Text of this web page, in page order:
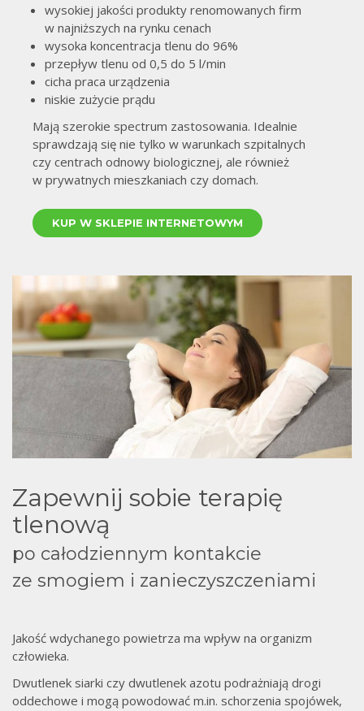
wysokiej jakości produkty renomowanych firm
w najniższych na rynku cenach
wysoka koncentracja tlenu do 96%
przepływ tlenu od 0,5 do 5 l/min
cicha praca urządzenia
niskie zużycie prądu
Mają szerokie spectrum zastosowania. Idealnie
sprawdzają się nie tylko w warunkach szpitalnych
czy centrach odnowy biologicznej, ale również
w prywatnych mieszkaniach czy domach.
KUP W SKLEPIE INTERNETOWYM
Zapewnij sobie terapię
tlenową
po całodziennym kontakcie
ze smogiem i zanieczyszczeniami
Jakość wdychanego powietrza ma wpływ na organizm
człowieka.
Dwutlenek siarki czy dwutlenek azotu podrażniają drogi
oddechowe i mogą powodować m.in. schorzenia spojówek,